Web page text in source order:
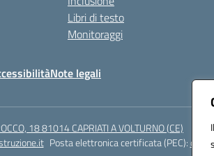
Libri di testo
Monitoraggi
Note legali
18 81014 CAPRIATI A VOLTURNO (CE)
Posta elettronica certificata (PEC):